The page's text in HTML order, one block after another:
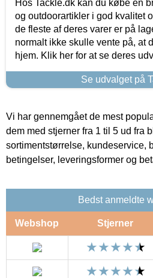
Hos Tackle.dk kan du købe en
og outdoorartikler i god kvalitet
de fleste af deres varer er på
normalt ikke skulle vente på, at
hjem. Klik her for at se deres
Se udvalget på
Vi har gennemgået de mest
dem med stjerner fra 1 til 5 ud fra
sortimentstørrelse, kundeservice,
betingelser, leveringsformer og
Bedst anmeldte
Webshop Stjerner